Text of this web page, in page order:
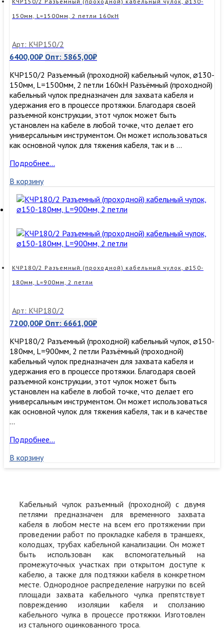
150мм, L=1500мм, 2 петли 160кН
Арт: КЧР150/2
6400,00₽ Опт: 5865,00₽
КЧР150/2 Разъемный (проходной) кабельный чулок, ⌀130-
150мм, L=1500мм, 2 петли 160кН Разъёмный (проходной)
кабельный чулок предназначен для захвата кабеля и
удержания его в процессе протяжки. Благодаря своей
разъемной конструкции, этот чулок может быть
установлен на кабеле в любой точке, что делает его
универсальным инструментом. Он может использоваться
как основной чулок для тяжения кабеля, так и в …
КЧР150/2
(проходной)
кабельный
чулок,
⌀130-
L=1500мм,
Подробнее…
В корзину
КЧР180/2 Разъемный (проходной) кабельный чулок, ⌀150-
180мм, L=900мм, 2 петли
Арт: КЧР180/2
7200,00₽ Опт: 6661,00₽
КЧР180/2 Разъемный (проходной) кабельный чулок, ⌀150-
180мм, L=900мм, 2 петли Разъёмный (проходной)
кабельный чулок предназначен для захвата кабеля и
удержания его в процессе протяжки. Благодаря своей
разъемной конструкции, этот чулок может быть
установлен на кабеле в любой точке, что делает его
универсальным инструментом. Он может использоваться
как основной чулок для тяжения кабеля, так и в качестве
…
КЧР180/2
(проходной)
кабельный
180мм,
L=900мм,
петли
Подробнее…
В корзину
Кабельный чулок разъемный (проходной) с двумя
петлями предназначен для временного захвата
кабеля в любом месте на всем его протяжении при
проведении работ по прокладке кабеля в траншеях,
колодцах, трубах кабельной канализации. Он может
быть использован как вспомогательный на
промежуточных участках при открытом доступе к
кабелю, а также для подтяжки кабеля в конкретном
месте. Однородное распределение нагрузки по всей
площади захвата кабельного чулка препятствует
повреждению изоляции кабеля и сползанию
кабельного чулка в процессе протяжки. Изготовлен
из стального оцинкованного троса.